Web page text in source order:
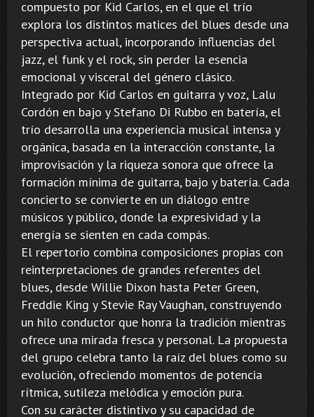
compuesto por Kid Carlos, en el que el trío
explora los distintos matices del blues desde una
perspectiva actual, incorporando influencias del
jazz, el funk y el rock, sin perder la esencia
emocional y visceral del género clásico.
Integrado por Kid Carlos en guitarra y voz, Lalu
Cordón en bajo y Stefano Di Rubbo en batería, el
trío desarrolla una experiencia musical intensa y
orgánica, basada en la interacción constante, la
improvisación y la riqueza sonora que ofrece la
formación mínima de guitarra, bajo y batería. Cada
concierto se convierte en un diálogo entre
músicos y público, donde la expresividad y la
energía se sienten en cada compás.
El repertorio combina composiciones propias con
reinterpretaciones de grandes referentes del
blues, desde Willie Dixon hasta Peter Green,
Freddie King y Stevie Ray Vaughan, construyendo
un hilo conductor que honra la tradición mientras
ofrece una mirada fresca y personal. La propuesta
del grupo celebra tanto la raíz del blues como su
evolución, ofreciendo momentos de potencia
rítmica, sutileza melódica y emoción pura.
Con su carácter distintivo y su capacidad de